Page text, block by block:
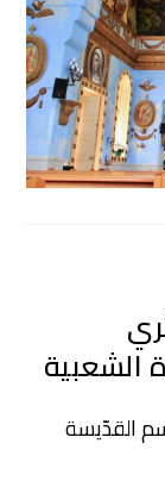
الشعبية
القدّيسة